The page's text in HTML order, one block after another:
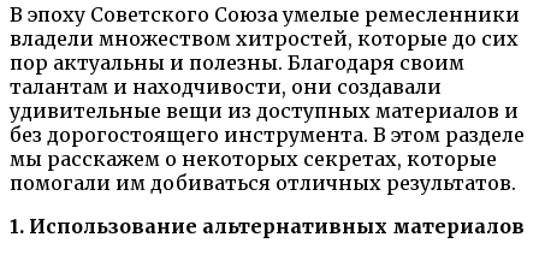
В эпоху Советского Союза умелые ремесленники
владели множеством хитростей, которые до сих
пор актуальны и полезны. Благодаря своим
талантам и находчивости, они создавали
удивительные вещи из доступных материалов и
без дорогостоящего инструмента. В этом разделе
мы расскажем о некоторых секретах, которые
помогали им добиваться отличных результатов.
1. Использование альтернативных материалов